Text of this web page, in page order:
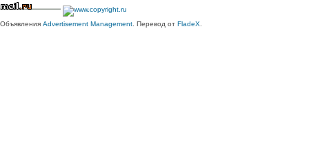
Объявления Advertisement Management . Перевод от FladeX